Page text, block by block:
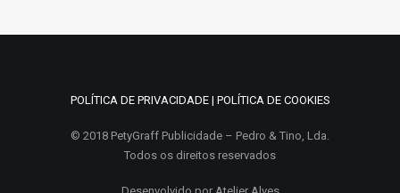
DECORAÇÃO DE VIATURAS
DECORAÇÃO DE VIATURA
POLÍTICA DE PRIVACIDADE| POLÍTICA DE COOKIES
© 2018 PetyGraff Publicidade – Pedro & Tino, Lda.
Todos os direitos reservados